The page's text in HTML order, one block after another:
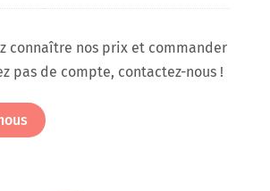
connaître nos prix et commander
pas de compte, contactez-nous !